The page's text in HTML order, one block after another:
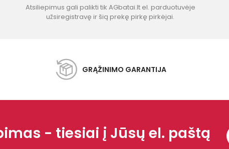
Atsiliepimus gali palikti tik AGbatai.lt el. parduotuvėje
užsiregistravę ir šią prekę pirkę pirkėjai.
GRĄŽINIMO GARANTIJA
- tiesiai į Jūsų el. paštą